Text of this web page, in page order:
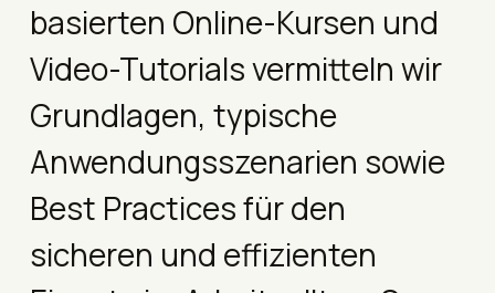
basierten Online-Kursen und
Video-Tutorials vermitteln wir
Grund­lagen, typische
Anwendungs­szenarien sowie
Best Practices für den
sicheren und effizienten